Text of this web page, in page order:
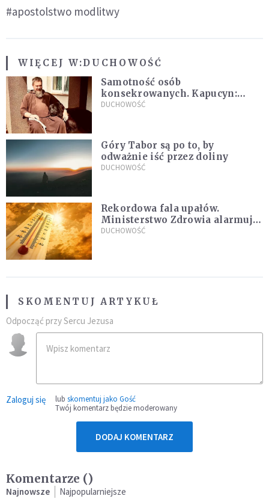
#apostolstwo modlitwy
WIĘCEJ W:DUCHOWOŚĆ
Samotność osób
konsekrowanych. Kapucyn:
Życie w pojedynkę rzadko jest
DUCHOWOŚĆ
Góry Tabor są po to, by
odważnie iść przez doliny
DUCHOWOŚĆ
Rekordowa fala upałów.
Ministerstwo Zdrowia alarmuje
po doświadczeniach z czerwca
DUCHOWOŚĆ
SKOMENTUJ ARTYKUŁ
Odpocząć przy Sercu Jezusa
Zaloguj się lub skomentuj jako Gość
Twój komentarz będzie moderowany
DODAJ KOMENTARZ
Komentarze ()
Najnowsze Najpopularniejsze